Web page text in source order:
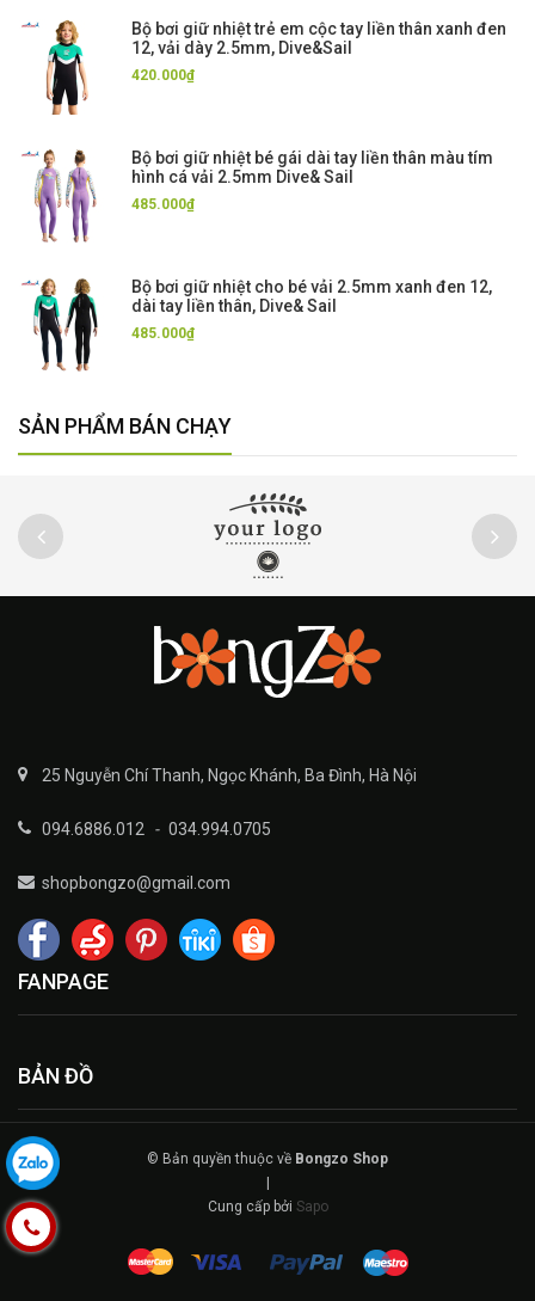
Bộ bơi giữ nhiệt trẻ em cộc tay liền thân xanh đen
12, vải dày 2.5mm, Dive&Sail
420.000₫
Bộ bơi giữ nhiệt bé gái dài tay liền thân màu tím
hình cá vải 2.5mm Dive& Sail
485.000₫
Bộ bơi giữ nhiệt cho bé vải 2.5mm xanh đen 12,
dài tay liền thân, Dive& Sail
485.000₫
SẢN PHẨM BÁN CHẠY
25 Nguyễn Chí Thanh, Ngọc Khánh, Ba Đình, Hà Nội
094.6886.012 - 034.994.0705
shopbongzo@gmail.com
FANPAGE
BẢN ĐỒ
© Bản quyền thuộc về Bongzo Shop
Cung cấp bởi Sapo